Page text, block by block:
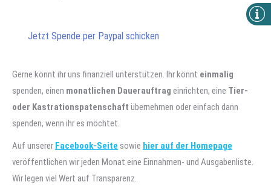
Jetzt Spende per Paypal schicken
Gerne könnt ihr uns finanziell unterstützen. Ihr könnt einmalig
spenden, einen monatlichen Dauerauftrag einrichten, eine Tier-
oder Kastrationspatenschaft übernehmen oder einfach dann
spenden, wenn ihr es möchtet.
Auf unserer Facebook-Seite sowie hier auf der Homepage
veröffentlichen wir jeden Monat eine Einnahmen- und Ausgabenliste.
Wir legen viel Wert auf Transparenz.